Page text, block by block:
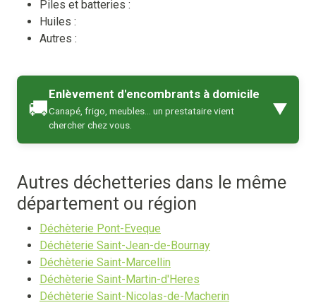
Piles et batteries :
Huiles :
Autres :
🚚
Enlèvement d'encombrants à domicile
Canapé, frigo, meubles… un prestataire vient
chercher chez vous.
▼
Autres déchetteries dans le même
département ou région
Déchèterie Pont-Eveque
Déchèterie Saint-Jean-de-Bournay
Déchèterie Saint-Marcellin
Déchèterie Saint-Martin-d'Heres
Déchèterie Saint-Nicolas-de-Macherin